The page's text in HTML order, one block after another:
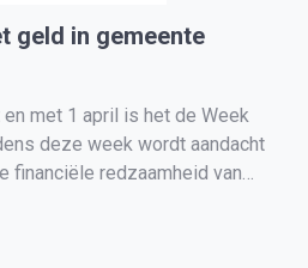
geld in gemeente
en met 1 april is het de Week
deze week wordt aandacht
financiële redzaamheid van
Gemeente Medemblik
aan dit thema. Armoede kan